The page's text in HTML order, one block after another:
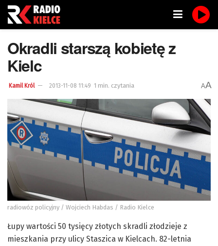
Okradli starszą kobietę z
Kielc
Kamil Król 2013-11-08 11:49 1 min. czytania AA
radiowóz policyjny / Wojciech Habdas / Radio Kielce
Łupy wartości 50 tysięcy złotych skradli złodzieje z
mieszkania przy ulicy Staszica w Kielcach. 82-letnia